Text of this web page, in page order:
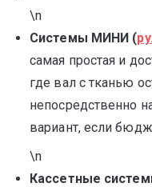
\n
Системы МИНИ (
самая простая и
где вал с тканью
непосредственно
вариант, если
\n
Кассетные